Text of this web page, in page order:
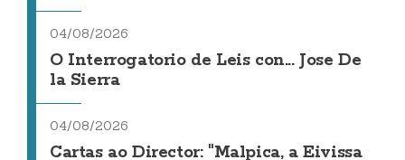
04/08/2026
O Interrogatorio de Leis con... Jose De
la Sierra
04/08/2026
Cartas ao Director: "Malpica, a Eivissa